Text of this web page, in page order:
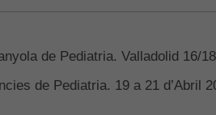
de Pediatria. Valladolid 16/
de Pediatria. 19 a 21